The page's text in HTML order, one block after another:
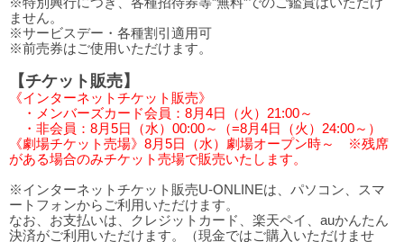
ません。
※サービスデー・各種割引適用可
※前売券はご使用いただけます。
【チケット販売】
《インターネットチケット販売》
・メンバーズカード会員：8月4日（火）21:00～
・非会員：8月5日（水）00:00～（=8月4日（火）24:00～）
《劇場チケット売場》8月5日（水）劇場オープン時～ ※残席
がある場合のみチケット売場で販売いたします。
※インターネットチケット販売U-ONLINEは、パソコン、スマ
ートフォンからご利用いただけます。
なお、お支払いは、クレジットカード、楽天ペイ、auかんたん
決済がご利用いただけます。（現金ではご購入いただけませ